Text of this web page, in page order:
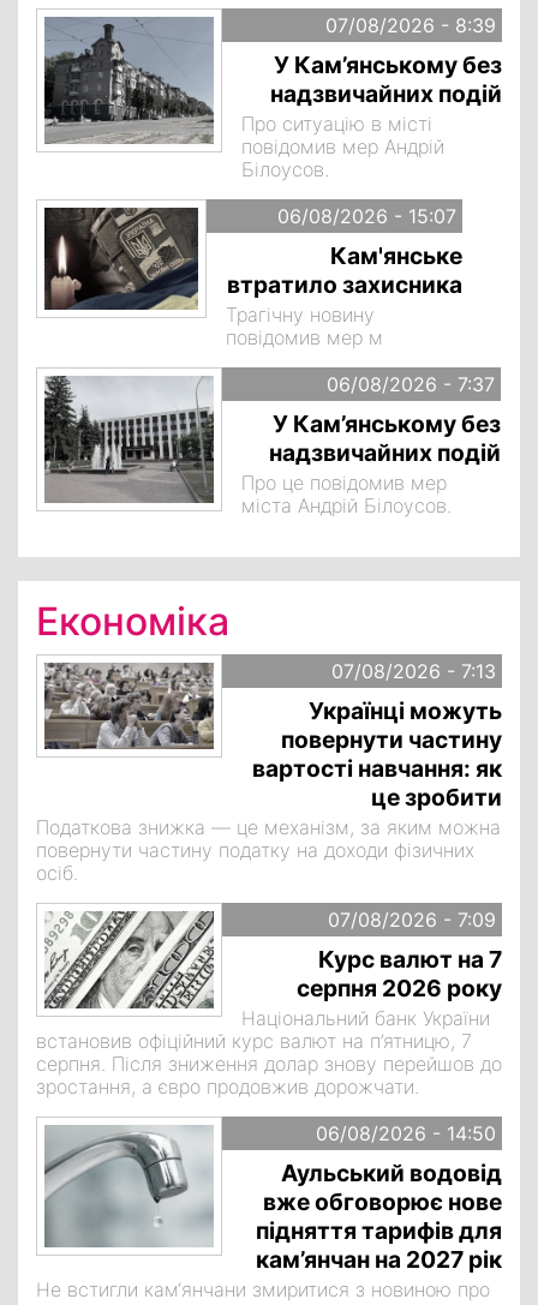
07/08/2026 - 8:39
У Кам’янському без
надзвичайних подій
Про ситуацію в місті
повідомив мер Андрій
Білоусов.
06/08/2026 - 15:07
Кам'янське
втратило захисника
Трагічну новину
повідомив мер м
06/08/2026 - 7:37
У Кам’янському без
надзвичайних подій
Про це повідомив мер
міста Андрій Білоусов.
Економіка
07/08/2026 - 7:13
Українці можуть
повернути частину
вартості навчання: як
це зробити
Податкова знижка — це механізм, за яким можна
повернути частину податку на доходи фізичних
осіб.
07/08/2026 - 7:09
Курс валют на 7
серпня 2026 року
Національний банк України
встановив офіційний курс валют на п’ятницю, 7
серпня. Після зниження долар знову перейшов до
зростання, а євро продовжив дорожчати.
06/08/2026 - 14:50
Аульський водовід
вже обговорює нове
підняття тарифів для
кам’янчан на 2027 рік
Не встигли кам‘янчани змиритися з новиною про